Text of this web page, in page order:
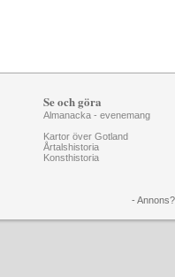
Se och göra
Almanacka - evenemang
Kartor över Gotland
Årtalshistoria
Konsthistoria
-